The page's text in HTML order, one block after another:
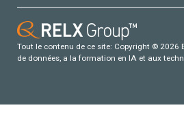
Tout le contenu de ce site: Copyright © 2026
de données, a la formation en IA et aux